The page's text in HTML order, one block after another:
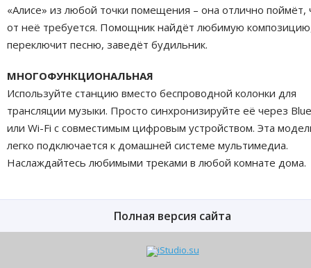
«Алисе» из любой точки помещения – она отлично поймёт,
от неё требуется. Помощник найдёт любимую
переключит песню, заведёт будильник.
МНОГОФУНКЦИОНАЛЬНАЯ
Используйте станцию вместо беспроводной колонки для
трансляции музыки. Просто синхронизируйте её через
или Wi-Fi с совместимым цифровым устройством. Эта
легко подключается к домашней системе мультимедиа.
Наслаждайтесь любимыми треками в любой комнате дома.
Полная версия сайта